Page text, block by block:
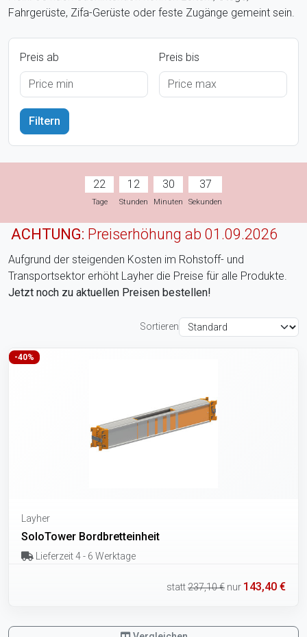
Fahrgerüste, Zifa-Gerüste oder feste Zugänge gemeint sein.
Preis ab Preis bis
22
Tage
12
Stunden
30
Minuten
36
Sekunden
ACHTUNG: Preiserhöhung ab 01.09.2026
Aufgrund der steigenden Kosten im Rohstoff- und
Transportsektor erhöht Layher die Preise für alle Produkte.
Jetzt noch zu aktuellen Preisen bestellen!
Sortieren
-40%
Layher
SoloTower Bordbretteinheit
Lieferzeit 4 - 6 Werktage
statt237,10 € nur 143,40 €